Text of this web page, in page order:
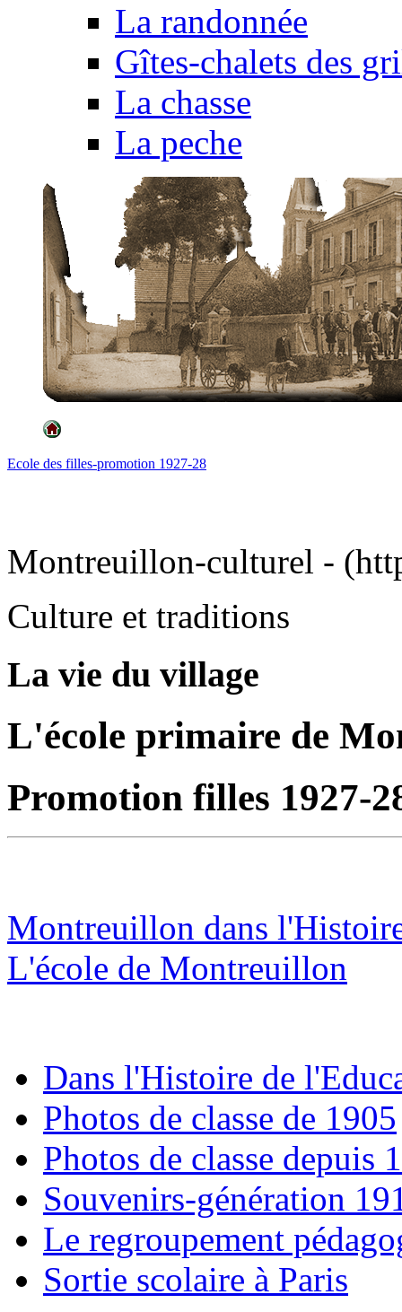
La randonnée
Gîtes-chalets des
La chasse
La peche
Ecole des filles-promotion 1927-28
Montreuillon-culturel -
Culture et traditions
La vie du village
L'école primaire de
Promotion filles 1927-
Montreuillon dans
L'école de Montreuillon
Dans l'Histoire de
Photos de classe de 1905
Photos de classe depuis
Souvenirs-génération
Le regroupement
Sortie scolaire à Paris